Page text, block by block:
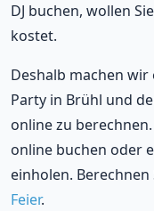
DJ buchen, wollen
kostet.
Deshalb machen
Party in Brühl und
online zu
online buchen oder
einholen. Berechnen
Feier.